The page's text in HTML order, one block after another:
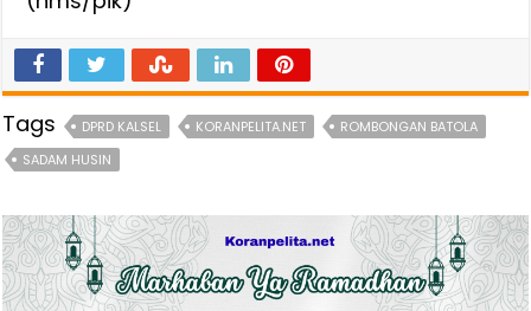
Tags DPRD KALSEL KORANPELITA.NET
ROMBONGAN BATOLA
SADAM HUSIN